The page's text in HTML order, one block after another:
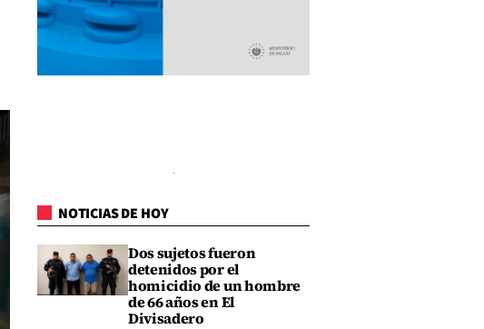
NOTICIAS DE HOY
Dos sujetos fueron
detenidos por el
homicidio de un hombre
de 66 años en El
Divisadero